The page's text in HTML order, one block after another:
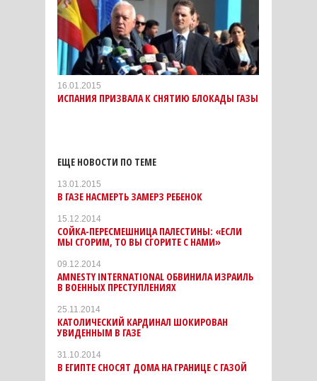
16.01.2015
ИСПАНИЯ ПРИЗВАЛА К СНЯТИЮ БЛОКАДЫ ГАЗЫ
ЕЩЕ НОВОСТИ ПО ТЕМЕ
13.01.2015
В ГАЗЕ НАСМЕРТЬ ЗАМЕРЗ РЕБЕНОК
15.12.2014
СОЙКА-ПЕРЕСМЕШНИЦА ПАЛЕСТИНЫ: «ЕСЛИ
МЫ СГОРИМ, ТО ВЫ СГОРИТЕ С НАМИ»
09.12.2014
AMNESTY INTERNATIONAL ОБВИНИЛА ИЗРАИЛЬ
В ВОЕННЫХ ПРЕСТУПЛЕНИЯХ
25.11.2014
КАТОЛИЧЕСКИЙ КАРДИНАЛ ШОКИРОВАН
УВИДЕННЫМ В ГАЗЕ
31.10.2014
В ЕГИПТЕ СНОСЯТ ДОМА НА ГРАНИЦЕ С ГАЗОЙ